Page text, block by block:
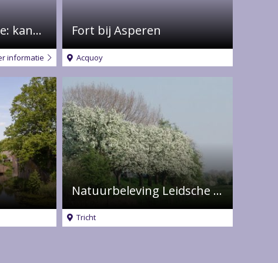
Lekker aan de Linge: kano en fietsverhuur
informatie
Fort bij Asperen
Acquoy
Natuurbeleving Leidsche Hoeven
Tricht